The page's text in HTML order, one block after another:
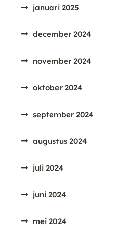
januari 2025
december 2024
november 2024
oktober 2024
september 2024
augustus 2024
juli 2024
juni 2024
mei 2024